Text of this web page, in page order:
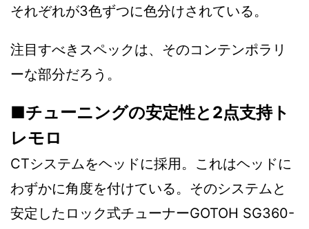
それぞれが3色ずつに色分けされている。
注目すべきスペックは、そのコンテンポラリ
ーな部分だろう。
■チューニングの安定性と2点支持ト
レモロ
CTシステムをヘッドに採用。これはヘッドに
わずかに角度を付けている。そのシステムと
安定したロック式チューナーGOTOH SG360-